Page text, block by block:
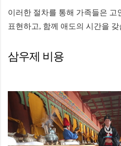
이러한 절차를 통해 가족들은 고
표현하고, 함께 애도의 시간을 갖
삼우제 비용